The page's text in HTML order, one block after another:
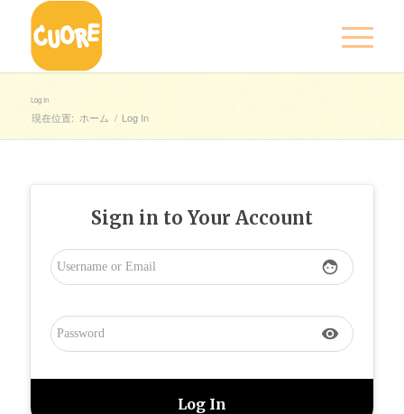
Log In
現在位置: ホーム / Log In
Sign in to Your Account
face
visibility